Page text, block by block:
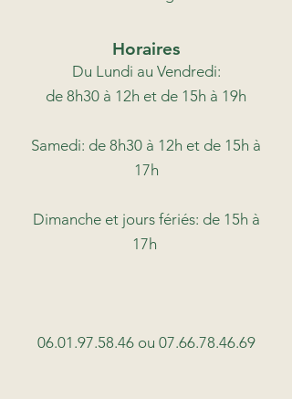
Horaires
Du Lundi au Vendredi:
de 8h30 à 12h et de 15h à 19h
Samedi: de 8h30 à 12h et de 15h à
17h
Dimanche et jours fériés: de 15h à
17h
06.01.97.58.46ou 07.66.78.46.69